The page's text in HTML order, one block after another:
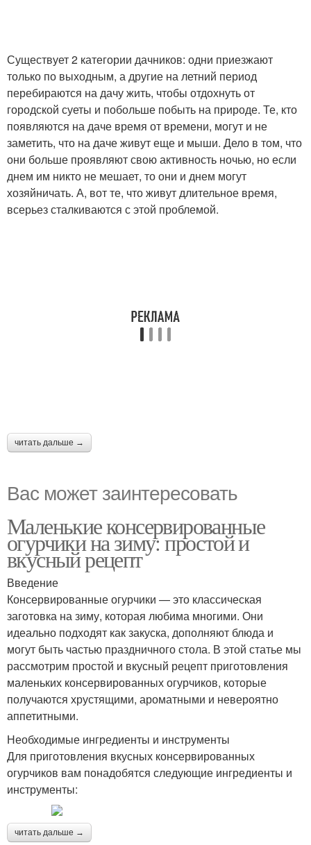
Существует 2 категории дачников: одни приезжают
только по выходным, а другие на летний период
перебираются на дачу жить, чтобы отдохнуть от
городской суеты и побольше побыть на природе. Те, кто
появляются на даче время от времени, могут и не
заметить, что на даче живут еще и мыши. Дело в том, что
они больше проявляют свою активность ночью, но если
днем им никто не мешает, то они и днем могут
хозяйничать. А, вот те, что живут длительное время,
всерьез сталкиваются с этой проблемой.
читать дальше →
Вас может заинтересовать
Маленькие консервированные
огурчики на зиму: простой и
вкусный рецепт
Введение
Консервированные огурчики — это классическая
заготовка на зиму, которая любима многими. Они
идеально подходят как закуска, дополняют блюда и
могут быть частью праздничного стола. В этой статье мы
рассмотрим простой и вкусный рецепт приготовления
маленьких консервированных огурчиков, которые
получаются хрустящими, ароматными и невероятно
аппетитными.
Необходимые ингредиенты и инструменты
Для приготовления вкусных консервированных
огурчиков вам понадобятся следующие ингредиенты и
инструменты:
читать дальше →